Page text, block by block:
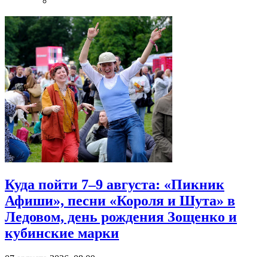
Куда пойти 7–9 августа: «Пикник
Афиши», песни «Короля и Шута» в
Ледовом, день рождения Зощенко и
кубинские марки